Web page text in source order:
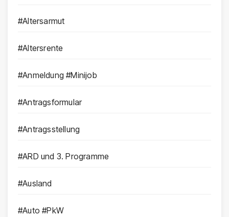
#Altersarmut
#Altersrente
#Anmeldung #Minijob
#Antragsformular
#Antragsstellung
#ARD und 3. Programme
#Ausland
#Auto #PkW